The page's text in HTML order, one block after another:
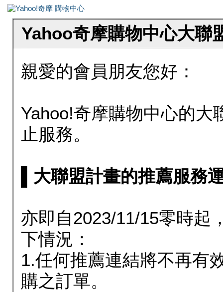
Yahoo奇摩購物中心大聯
親愛的會員朋友您好：
Yahoo!奇摩購物中心的大
止服務。
▌大聯盟計畫的推薦服務
亦即自2023/11/15零時起
下情況：
1.任何推薦連結將不再有
購之訂單。